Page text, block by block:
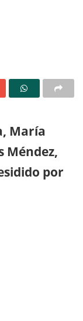
María
Méndez,
por